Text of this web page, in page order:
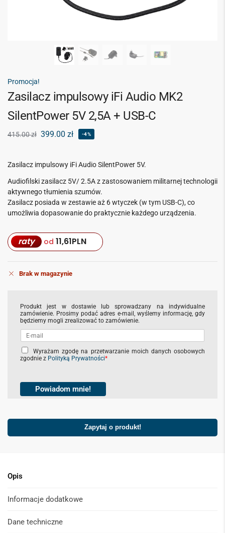
Promocja!
Zasilacz impulsowy iFi Audio MK2
SilentPower 5V 2,5A + USB-C
415.00zł 399.00 zł -4%
Zasilacz impulsowy iFi Audio SilentPower 5V.
Audiofilski zasilacz 5V/ 2.5A z zastosowaniem militarnej technologii
aktywnego tłumienia szumów.
Zasilacz posiada w zestawie aż 6 wtyczek (w tym USB-C), co
umożliwia dopasowanie do praktycznie każdego urządzenia.
raty od 11,61PLN
Brak w magazynie
Produkt jest w dostawie lub sprowadzany na indywidualne
zamówienie. Prosimy podać adres e-mail, wyślemy informację, gdy
będziemy mogli zrealizować to zamówienie.
C
h
b
x
s
Wyrażam zgodę na przetwarzanie moich danych osobowych
zgodnie z Polityką Prywatności*
Powiadom mnie!
Zapytaj o produkt!
Opis
Informacje dodatkowe
Dane techniczne